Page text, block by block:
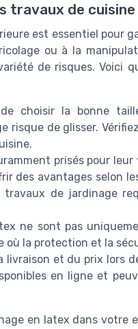
travaux de cuisine
est essentiel pour
ou à la
de risques. Voici
de choisir la bonne
risque de glisser.
prisés pour
des avantages selon
de jardinage
ne sont pas
où la protection et la
livraison et du prix lors
en ligne et
en latex dans votre